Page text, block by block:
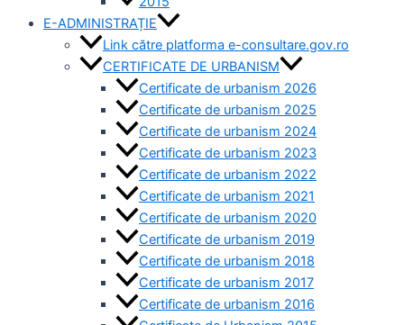
E-ADMINISTRAȚIE
Link către platforma e-consultare.gov.ro
CERTIFICATE DE URBANISM
Certificate de urbanism 2026
Certificate de urbanism 2025
Certificate de urbanism 2024
Certificate de urbanism 2023
Certificate de urbanism 2022
Certificate de urbanism 2021
Certificate de urbanism 2020
Certificate de urbanism 2019
Certificate de urbanism 2018
Certificate de urbanism 2017
Certificate de urbanism 2016